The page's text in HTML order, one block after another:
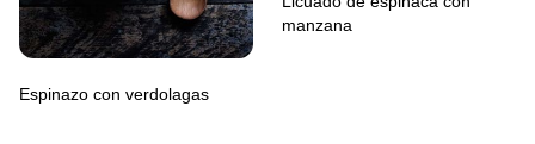
Espinazo con verdolagas
manzana